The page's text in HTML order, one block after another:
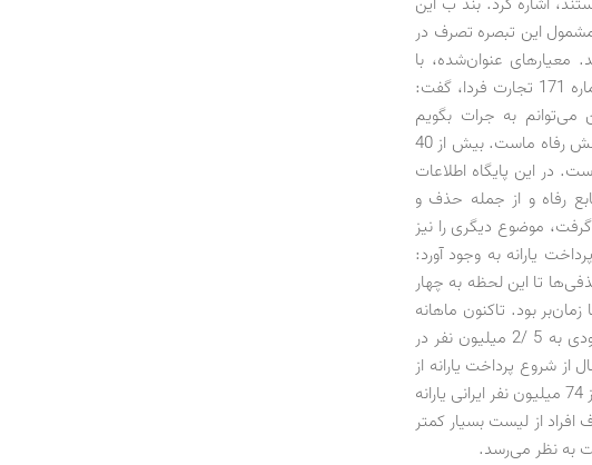
یارانه به اشخاص مشمول این تبصره تصرف در
عنوان‌شده، با
انتقادهای فراوانی مواجه شد و از جمله علیرضا عبدالله‌زاده، در گفت‌وگو با شماره 171 تجارت فردا، گفت:
می‌توانم به جرات بگویم
جامع‌ترین پایگاه داده و اطلاعات خانوار است و مهم‌ترین ابزار سیاستگذاری بخش رفاه ماست. بیش از 40
در این پایگاه اطلاعات
رفاه و از جمله حذف و
موضوع دیگری را نیز
یارانه به وجود آورد:
حذفی‌ها تا این لحظه به چهار
بود. تاکنون ماهانه
یارانه 700 هزار نفر حذف می‌شد اما الان ظرفیت حذف افزایش یافته و به زودی به 5 /2 میلیون نفر در
شروع پرداخت یارانه از
سوی دولت می‌گذرد و در ماه جاری قرار است برای هفتادودومین نوبت، بیش از 74 میلیون نفر ایرانی یارانه
بود و سرعت حذف افراد از لیست بسیار کمتر
به نظر می‌رسد.